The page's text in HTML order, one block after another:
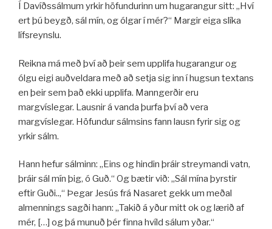
Í Davíðssálmum yrkir höfundurinn um hugarangur sitt: „Hví
ert þú beygð, sál mín, og ólgar í mér?“ Margir eiga slíka
lífsreynslu.
Reikna má með því að þeir sem upplifa hugarangur og
ólgu eigi auðveldara með að setja sig inn í hugsun textans
en þeir sem það ekki upplifa. Manngerðir eru
margvíslegar. Lausnir á vanda þurfa því að vera
margvíslegar. Höfundur sálmsins fann lausn fyrir sig og
yrkir sálm.
Hann hefur sálminn: „Eins og hindin þráir streymandi vatn,
þráir sál mín þig, ó Guð.“ Og bætir við: „Sál mína þyrstir
eftir Guði..,“ Þegar Jesús frá Nasaret gekk um meðal
almennings sagði hann: „Takið á yður mitt ok og lærið af
mér, […] og þá munuð þér finna hvíld sálum yðar.“